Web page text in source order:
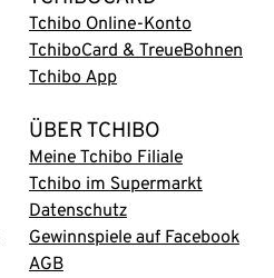
Tchibo Online-Konto
TchiboCard & TreueBohnen
Tchibo App
ÜBER TCHIBO
Meine Tchibo Filiale
Tchibo im Supermarkt
Datenschutz
Gewinnspiele auf Facebook
AGB